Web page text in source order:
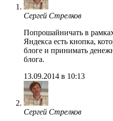
Сергей Стрелков
Попрошайничать в
Яндекса есть кнопка,
блоге и принимать
блога.
13.09.2014 в 10:13
Сергей Стрелков